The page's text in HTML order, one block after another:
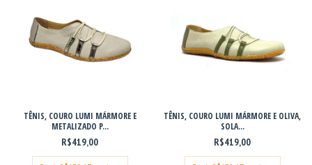
TÊNIS, COURO LUMI MÁRMORE E
METALIZADO P...
R$419,00
TÊNIS, COURO LUMI MÁRMORE E OLIVA,
SOLA...
R$419,00